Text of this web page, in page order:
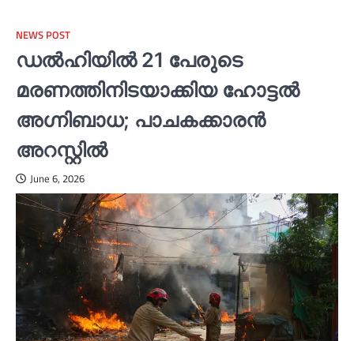
NEWS POST
ഡല്‍ഹിയില്‍ 21 പേരുടെ
മരണത്തിനിടയാക്കിയ ഹോട്ടല്‍
അഗ്നിബാധ; പാചകക്കാരൻ
അറസ്റ്റില്‍
June 6, 2026